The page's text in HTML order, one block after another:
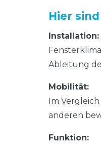
Hier
Installation:
Ableitung
Mobilität:
Im
anderen
Funktion: